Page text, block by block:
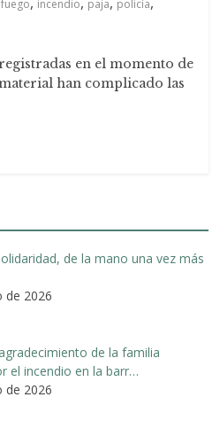
fuego incendio paja policía
en el momento de
han complicado las
de la mano una vez más
de 2026
de la familia
el incendio en la barr…
de 2026